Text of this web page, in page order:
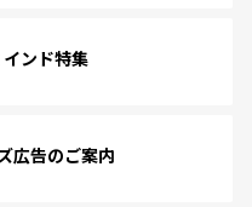
ンド特集
広告のご案内